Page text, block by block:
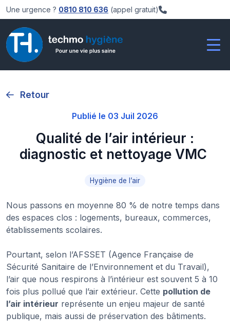
Une urgence ? 0810 810 636 (appel gratuit)
Retour
Publié le 03 Juil 2026
Qualité de l’air intérieur :
diagnostic et nettoyage VMC
Hygiène de l’air
Nous passons en moyenne 80 % de notre temps dans
des espaces clos : logements, bureaux, commerces,
établissements scolaires.
Pourtant, selon l’AFSSET (Agence Française de
Sécurité Sanitaire de l’Environnement et du Travail),
l’air que nous respirons à l’intérieur est souvent 5 à 10
fois plus pollué que l’air extérieur. Cette pollution de
l’air intérieur représente un enjeu majeur de santé
publique, mais aussi de préservation des bâtiments.